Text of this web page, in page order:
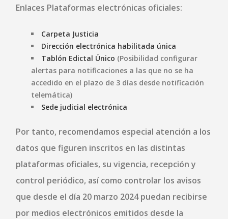
Enlaces Plataformas electrónicas oficiales:
Carpeta Justicia
Dirección electrónica habilitada única
Tablón Edictal Único (Posibilidad configurar
alertas para notificaciones a las que no se ha
accedido en el plazo de 3 días desde notificación
telemática)
Sede judicial electrónica
Por tanto, recomendamos especial atención a los
datos que figuren inscritos en las distintas
plataformas oficiales, su vigencia, recepción y
control periódico, así como controlar los avisos
que desde el día 20 marzo 2024 puedan recibirse
por medios electrónicos emitidos desde la